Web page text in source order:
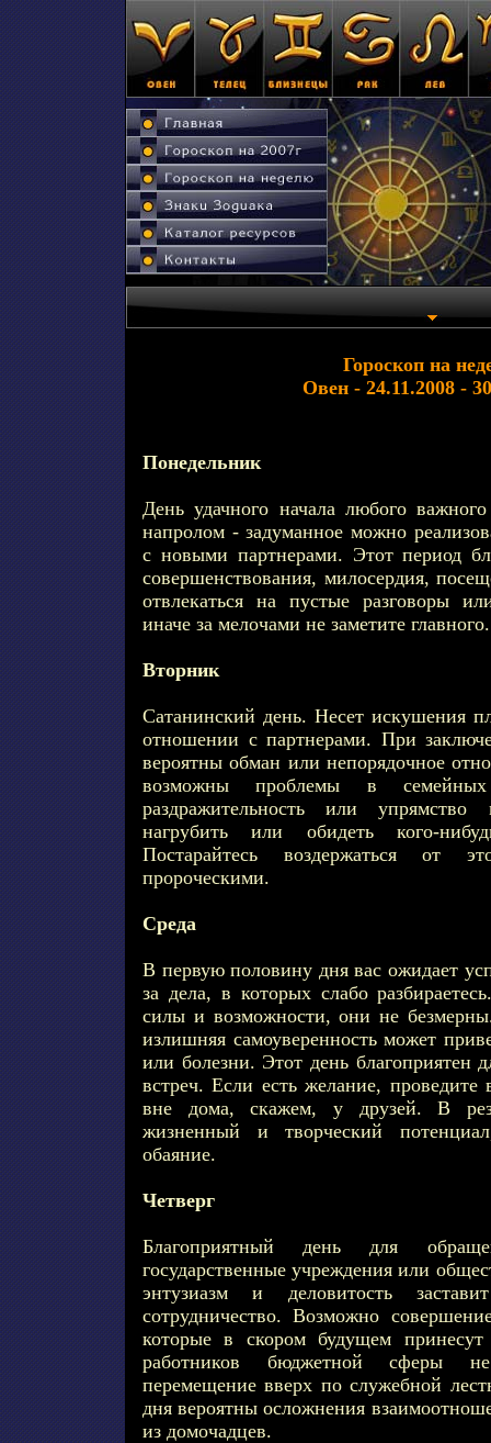
Гороскоп на
Овен - 24.11.2008 -
Понедельник
День удачного начала любого
напролом - задуманное можно
с новыми партнерами. Этот период
совершенствования, милосердия,
отвлекаться на пустые разговоры
иначе за мелочами не заметите главного.
Вторник
Сатанинский день. Несет искушения
отношении с партнерами. При
вероятны обман или непорядочное
возможны проблемы в
раздражительность или
нагрубить или обидеть кого-
Постарайтесь воздержаться от
пророческими.
Среда
В первую половину дня вас ожидает
за дела, в которых слабо
силы и возможности, они не
излишняя самоуверенность может
или болезни. Этот день благоприятен
встреч. Если есть желание, проведите
вне дома, скажем, у друзей. В
жизненный и творческий
обаяние.
Четверг
Благоприятный день для
государственные учреждения или
энтузиазм и деловитость
сотрудничество. Возможно
которые в скором будущем принесут
работников бюджетной сферы
перемещение вверх по служебной
дня вероятны осложнения
из домочадцев.